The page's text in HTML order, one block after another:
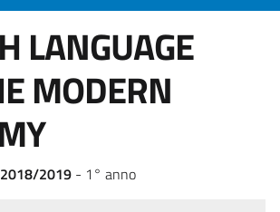
LANGUAGE
MODERN
2019 - 1° anno